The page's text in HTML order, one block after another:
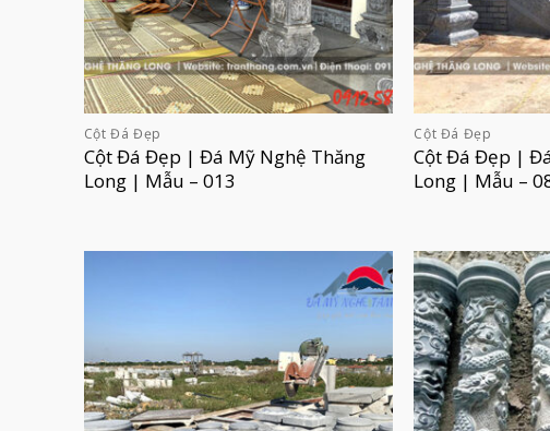
Cột Đá Đẹp
Cột Đá Đẹp | Đá Mỹ Nghệ Thăng
Long | Mẫu – 013
Cột Đá Đẹp
Cột Đá Đẹp |
Long | Mẫu –